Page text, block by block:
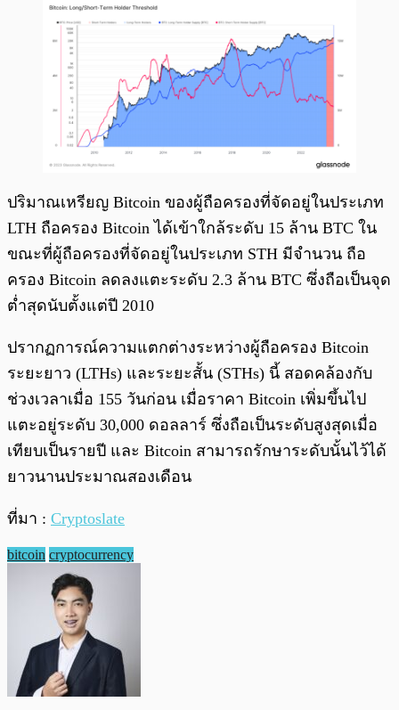
ปริมาณเหรียญ Bitcoin ของผู้ถือครองที่จัดอยู่ในประเภท
LTH ถือครอง Bitcoin ได้เข้าใกล้ระดับ 15 ล้าน BTC ใน
ขณะที่ผู้ถือครองที่จัดอยู่ในประเภท STH มีจำนวน ถือ
ครอง Bitcoin ลดลงแตะระดับ 2.3 ล้าน BTC ซึ่งถือเป็นจุด
ต่ำสุดนับตั้งแต่ปี 2010
ปรากฏการณ์ความแตกต่างระหว่างผู้ถือครอง Bitcoin
ระยะยาว (LTHs) และระยะสั้น (STHs) นี้ สอดคล้องกับ
ช่วงเวลาเมื่อ 155 วันก่อน เมื่อราคา Bitcoin เพิ่มขึ้นไป
แตะอยู่ระดับ 30,000 ดอลลาร์ ซึ่งถือเป็นระดับสูงสุดเมื่อ
เทียบเป็นรายปี และ Bitcoin สามารถรักษาระดับนั้นไว้ได้
ยาวนานประมาณสองเดือน
ที่มา : Cryptoslate
bitcoin cryptocurrency